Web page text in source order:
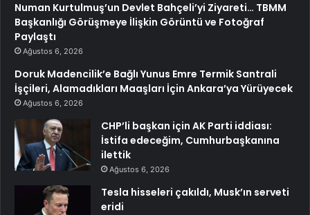
Numan Kurtulmuş’un Devlet Bahçeli’yi Ziyareti… TBMM
Başkanlığı Görüşmeye İlişkin Görüntü ve Fotoğraf
Paylaştı
Ağustos 6, 2026
Doruk Madencilik’e Bağlı Yunus Emre Termik Santrali
İşçileri, Alamadıkları Maaşları İçin Ankara’ya Yürüyecek
Ağustos 6, 2026
CHP’li başkan için AK Parti iddiası:
İstifa edeceğim, Cumhurbaşkanına
ilettik
Ağustos 6, 2026
Tesla hisseleri çakıldı, Musk’ın serveti
eridi